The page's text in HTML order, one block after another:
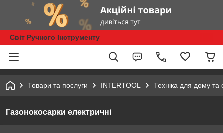
Світ Ручного Інструменту
Товари та послуги INTERTOOL Техніка для дому та
Газонокосарки електричні